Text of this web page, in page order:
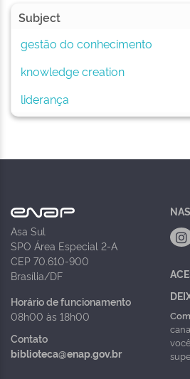
Subject
gestão do conhecimento
knowledge creation
liderança
Asa Sul
SPO Área Especial 2-A
CEP 70.610-900
Brasília/DF
Horário de funcionamento
08h00 às 18h00
Contato
biblioteca@enap.gov.br